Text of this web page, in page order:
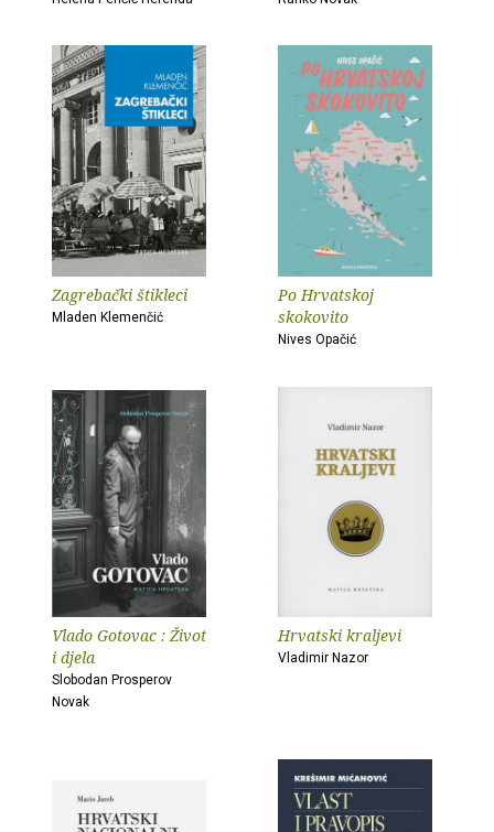
Zagrebački štikleci
Mladen Klemenčić
Po Hrvatskoj
skokovito
Nives Opačić
Vlado Gotovac : Život
i djela
Slobodan Prosperov
Novak
Hrvatski kraljevi
Vladimir Nazor